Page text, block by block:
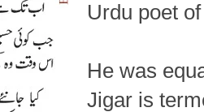
Urdu poet
He was
Jigar is